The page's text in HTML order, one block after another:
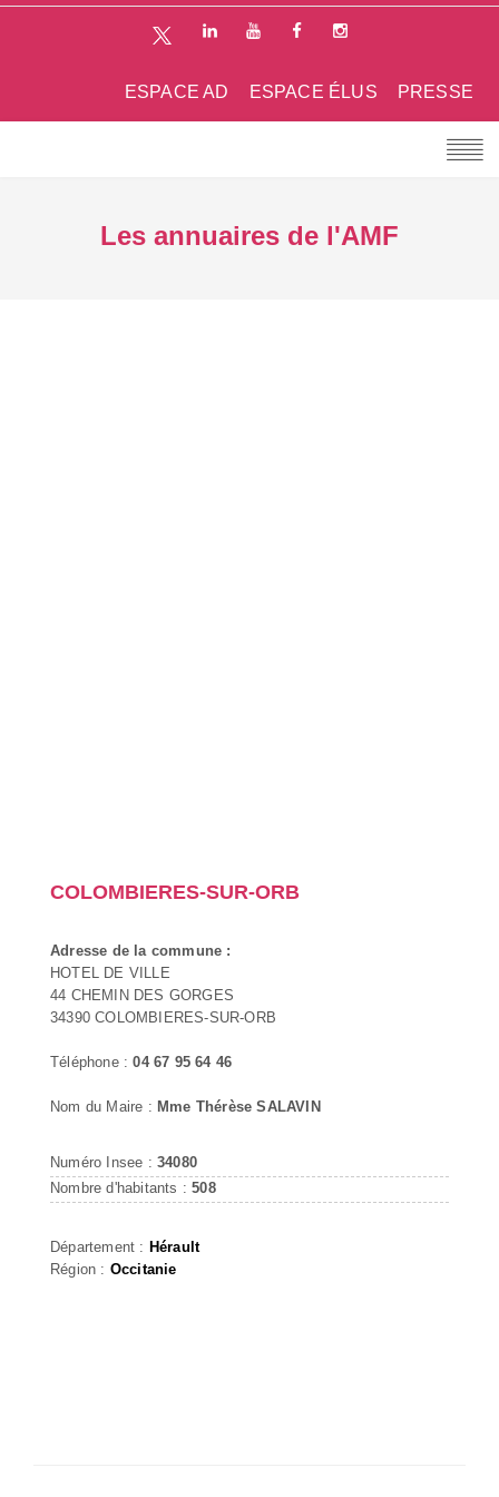
PRESSE
ESPACE ÉLUS
ESPACE AD
Les annuaires de l'AMF
COLOMBIERES-SUR-ORB
Adresse de la commune :
HOTEL DE VILLE
44 CHEMIN DES GORGES
34390 COLOMBIERES-SUR-ORB
Téléphone :04 67 95 64 46
Nom du Maire : Mme Thérèse SALAVIN
Numéro Insee : 34080
Nombre d'habitants :508
Département : Hérault
Région : Occitanie